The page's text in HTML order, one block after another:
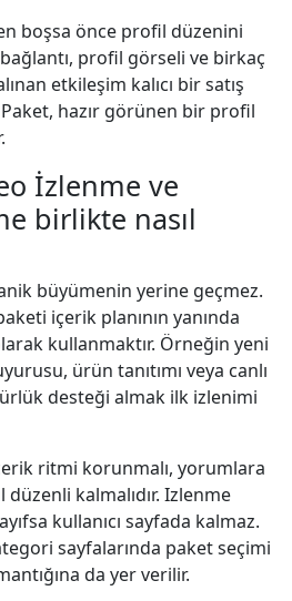
boşsa önce profil düzenini
profil görseli ve birkaç
etkileşim kalıcı bir satış
hazır görünen bir profil
İzlenme ve
birlikte nasıl
büyümenin yerine geçmez.
içerik planının yanında
kullanmaktır. Örneğin yeni
ürün tanıtımı veya canlı
desteği almak ilk izlenimi
ritmi korunmalı, yorumlara
kalmalıdır. Izlenme
kullanıcı sayfada kalmaz.
sayfalarında paket seçimi
da yer verilir.